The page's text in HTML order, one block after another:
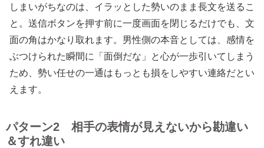
しまいがちなのは、イラッとした勢いのまま長文を送るこ
と。送信ボタンを押す前に一度画面を閉じるだけでも、文
面の角はかなり取れます。男性側の本音としては、感情を
ぶつけられた瞬間に「面倒だな」と心が一歩引いてしまう
ため、勢い任せの一通はもっとも損をしやすい連絡だとい
えます。
パターン2 相手の表情が見えないから勘違い
＆すれ違い